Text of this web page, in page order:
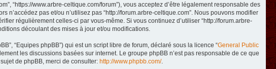
“https://www.arbre-celtique.com/forum”), vous acceptez d’être légalement responsable des
pas et/ou n’utilisez pas “http://forum.arbre-celtique.com”. Nous pouvons modifier
régulièrement celles-ci par vous-même. Si vous continuez d’utiliser “http://forum.arbre-
découlant des mises à jour et/ou modifications.
“Equipes phpBB”) qui est un script libre de forum, déclaré sous la licence “General Public
les discussions basées sur internet. Le groupe phpBB n’est pas responsable de ce que
de phpBB, merci de consulter: http://www.phpbb.com/.